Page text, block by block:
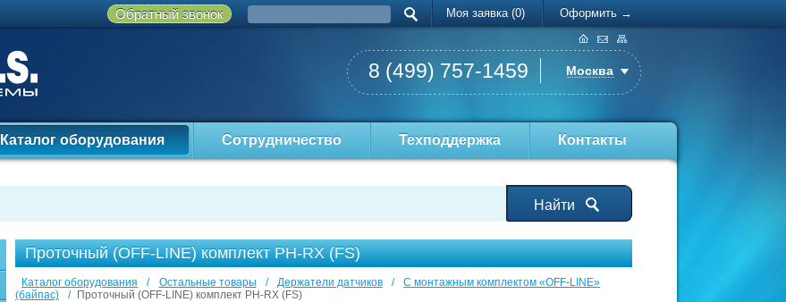
Моя заявка (0) Оформить →
Обратный звонок
Каталог оборудования Сотрудничество Техподдержка Контакты
8 (499) 757-1459 Москва
Найти
Проточный (OFF-LINE) комплект PH-RX (FS)
Каталог оборудования / Остальные товары / Держатели датчиков /
С монтажным комплектом «OFF-LINE»
(байпас)
/ Проточный (OFF-LINE) комплект PH-RX (FS)